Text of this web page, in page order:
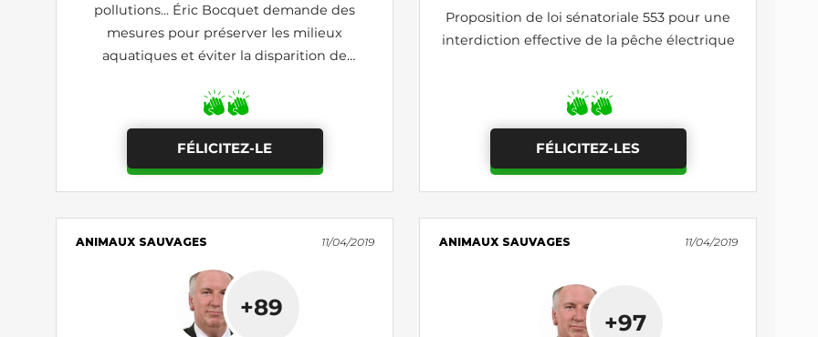
pollutions... Éric Bocquet demande des
mesures pour préserver les milieux
aquatiques et éviter la disparition de
d'eau douce
FÉLICITEZ-LE
Proposition de loi sénatoriale 553 pour une
interdiction effective de la pêche électrique
FÉLICITEZ-LES
ANIMAUX SAUVAGES 11/04/2019
+89
ANIMAUX SAUVAGES 11/04/2019
+97